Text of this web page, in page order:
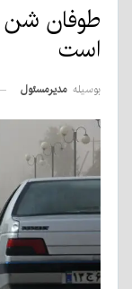
طوفان شن
است
بوسیله مدیرمسئول